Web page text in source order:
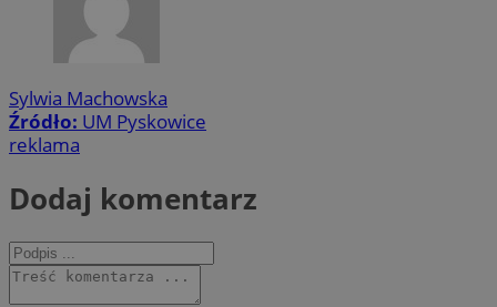
Sylwia Machowska
Źródło: UM Pyskowice
reklama
Dodaj komentarz